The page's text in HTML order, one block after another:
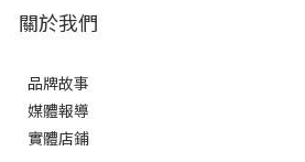
關於我們
品牌故事
媒體報導
實體店鋪